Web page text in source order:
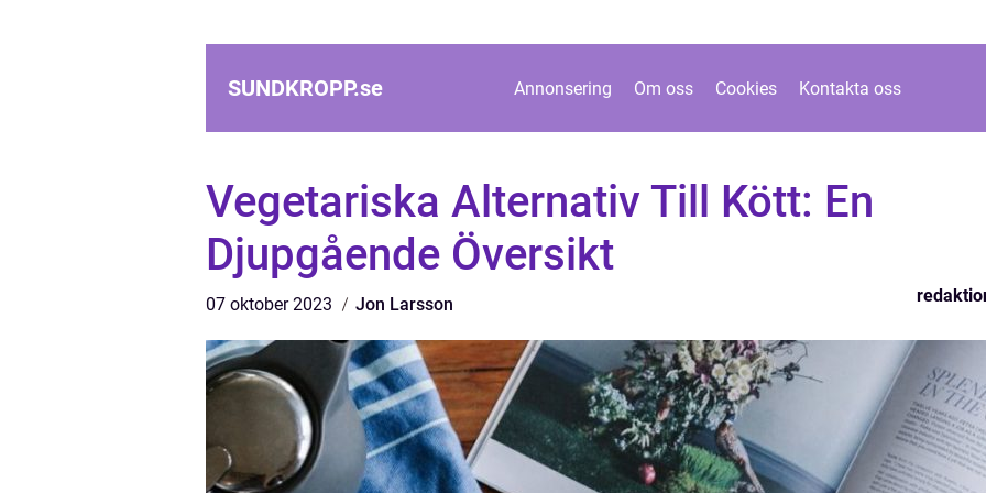
SUNDKROPP.se Annonsering Om oss Cookies Kontakta oss
Vegetariska Alternativ Till Kött: En
Djupgående Översikt
07 oktober 2023 Jon Larsson